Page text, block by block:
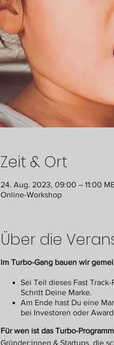
Zeit & Ort
24. Aug. 2023, 09:00 – 11:00
Online-Workshop
Über die
Im Turbo-Gang bauen wir
Sei Teil dieses Fast
Schritt Deine Marke.
Am Ende hast Du eine
bei Investoren oder
Für wen ist das Turbo-
Gründer:innen & Startups, die